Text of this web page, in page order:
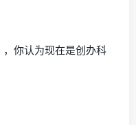
你认为现在是创办科